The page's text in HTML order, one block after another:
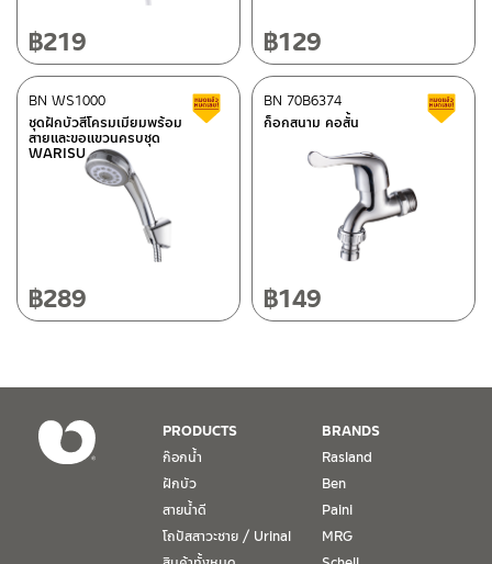
โทร: 02-358-0080 / 080-075-8668 / 091-545-0556
ศูนย์บริการและอะไหล่ เชียงใหม่
118/33 โครงการอรสิริน ม.8 ต.สันปูเลย อ.ดอยสะเก็ด เชียงใหม่
โทร: 080-075-2626
วันจันทร์ – วันศุกร์ เวลา 8:30-17:30 น.
วันเสาร์ เวลา 8:30-15:00 น.
1. การรับประกัน จะต้องมีหลักฐานการซื้อ หรือ ใบเสร็จ โดยทางบริษัทฯ
ขอตรวจสอบโดยนับวันซื้อขายเป็นสำคัญ ทางบริษัทฯ ไม่สามารถให้
เงื่อนไขการรับประกันสินค้าได้ หากไม่มีเอกสารดังกล่าว
2. การรับประกันสินค้า จะรับประกันฉพาะสินค้าที่อยู่ในสภาพการใช้งาน
ติดต่อ ชาญไพบูลย์ / Contact Us
฿219 ฿129
ชุดฝักบัวสีโครมเมียมพร้อม
สายและขอแขวนครบชุด
WARISU
BN WS1000 สินค้าลดราคา เคลียร์สต็อก
฿289
ก็อกสนาม คอสั้น
BN 70B6374
฿149
PRODUCTS
ก๊อกน้ำ
ฝักบัว
สายน้ำดี
โถปัสสาวะชาย / Urinal
BRANDS
Rasland
Ben
Paini
MRG